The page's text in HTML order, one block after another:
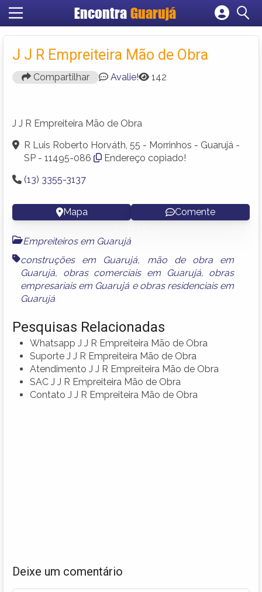
Encontra Guarujá
Cadastrar empresa
Fazer login
Criar conta
J J R Empreiteira Mão de Obra
Compartilhar Avalie! 142
J J R Empreiteira Mão de Obra
R Luis Roberto Horváth, 55 - Morrinhos - Guarujá -
SP - 11495-086
Endereço copiado!
(13) 3355-3137
Mapa Comente
Empreiteiros em Guarujá
construções em Guarujá, mão de obra em
Guarujá, obras comerciais em Guarujá, obras
empresariais em Guarujá e obras residenciais em
Guarujá
Pesquisas Relacionadas
Whatsapp J J R Empreiteira Mão de Obra
Suporte J J R Empreiteira Mão de Obra
Atendimento J J R Empreiteira Mão de Obra
SAC J J R Empreiteira Mão de Obra
Contato J J R Empreiteira Mão de Obra
Deixe um comentário